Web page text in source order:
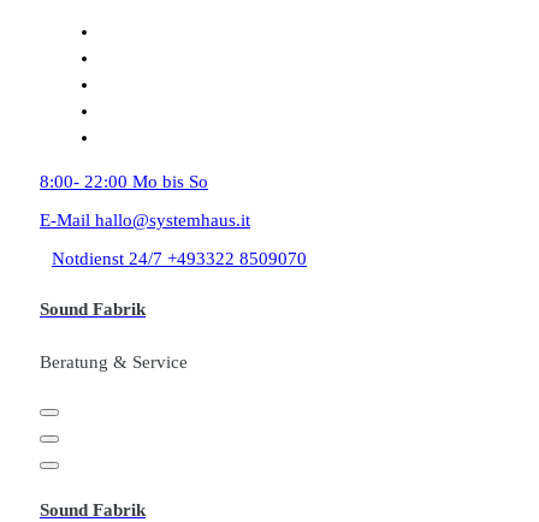
8:00- 22:00 Mo bis So
E-Mail hallo@systemhaus.it
Notdienst 24/7 +493322 8509070
Sound Fabrik
Beratung & Service
Sound Fabrik